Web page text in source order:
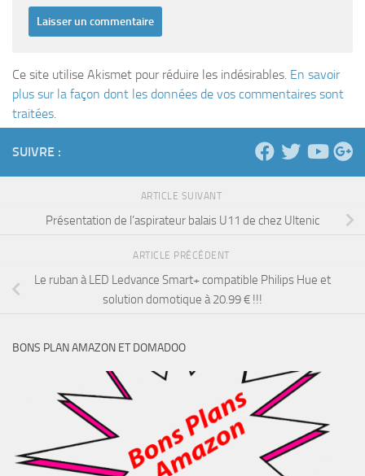
Ce site utilise Akismet pour réduire les indésirables. En savoir
plus sur la façon dont les données de vos commentaires sont
traitées.
SUIVRE :
ARTICLE SUIVANT
Présentation de l’aspirateur balais U11 de chez Ultenic
ARTICLE PRÉCÉDENT
Le ruban à LED Ledvance Smart+ compatible Philips Hue et
solution domotique à 20.99 € !!!
BONS PLAN AMAZON ET DOMADOO